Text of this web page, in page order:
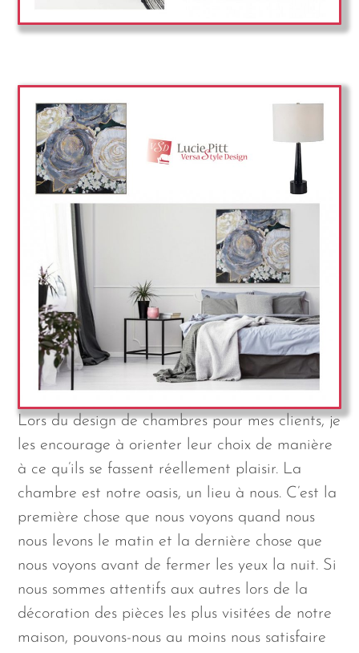
Lors du design de chambres pour mes clients, je
les encourage à orienter leur choix de manière
à ce qu’ils se fassent réellement plaisir. La
chambre est notre oasis, un lieu à nous. C’est la
première chose que nous voyons quand nous
nous levons le matin et la dernière chose que
nous voyons avant de fermer les yeux la nuit. Si
nous sommes attentifs aux autres lors de la
décoration des pièces les plus visitées de notre
maison, pouvons-nous au moins nous satisfaire